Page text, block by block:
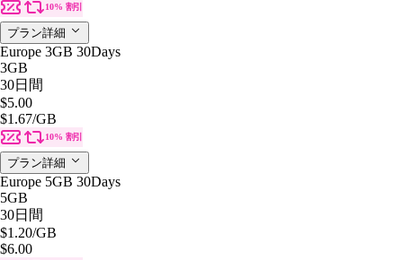
10% 割引
プラン詳細
Europe 3GB 30Days
3GB
30日間
$5.00
$1.67/GB
10% 割引
プラン詳細
Europe 5GB 30Days
5GB
30日間
$1.20/GB
$6.00